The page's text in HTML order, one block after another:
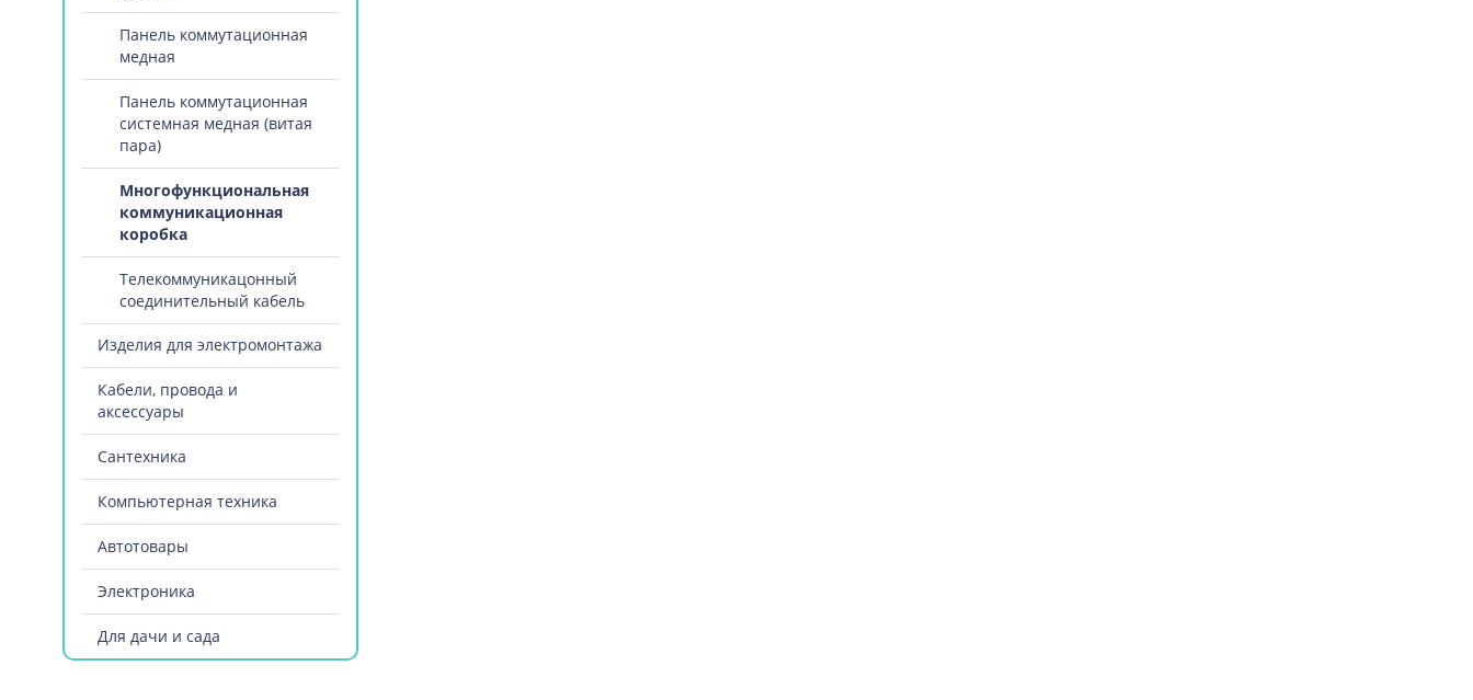
Панель коммутационная
медная
Панель коммутационная
системная медная (витая
пара)
Многофункциональная
коммуникационная
коробка
Телекоммуникацонный
соединительный кабель
Изделия для электромонтажа
Кабели, провода и
аксессуары
Сантехника
Компьютерная техника
Автотовары
Электроника
Для дачи и сада